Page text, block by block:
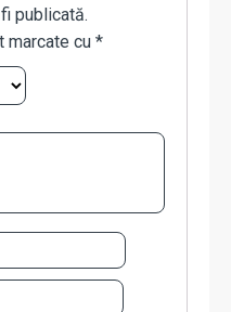
publicată.
marcate cu *